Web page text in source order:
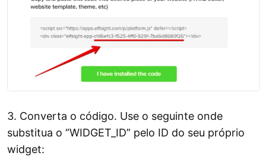
3. Converta o código. Use o seguinte onde
substitua o “WIDGET_ID” pelo ID do seu próprio
widget: